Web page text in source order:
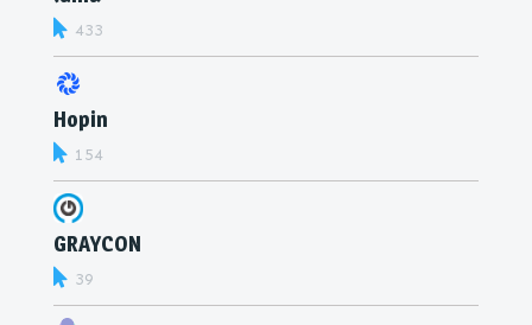
433
Hopin
154
GRAYCON
39